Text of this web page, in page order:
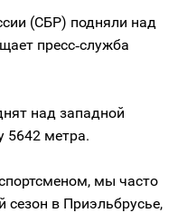
(СБР) подняли над
пресс‑служба
над западной
5642 метра.
мы часто
сезон в Приэльбрусье,